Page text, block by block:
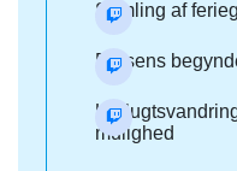
Samling af
Rejsens
mulighed